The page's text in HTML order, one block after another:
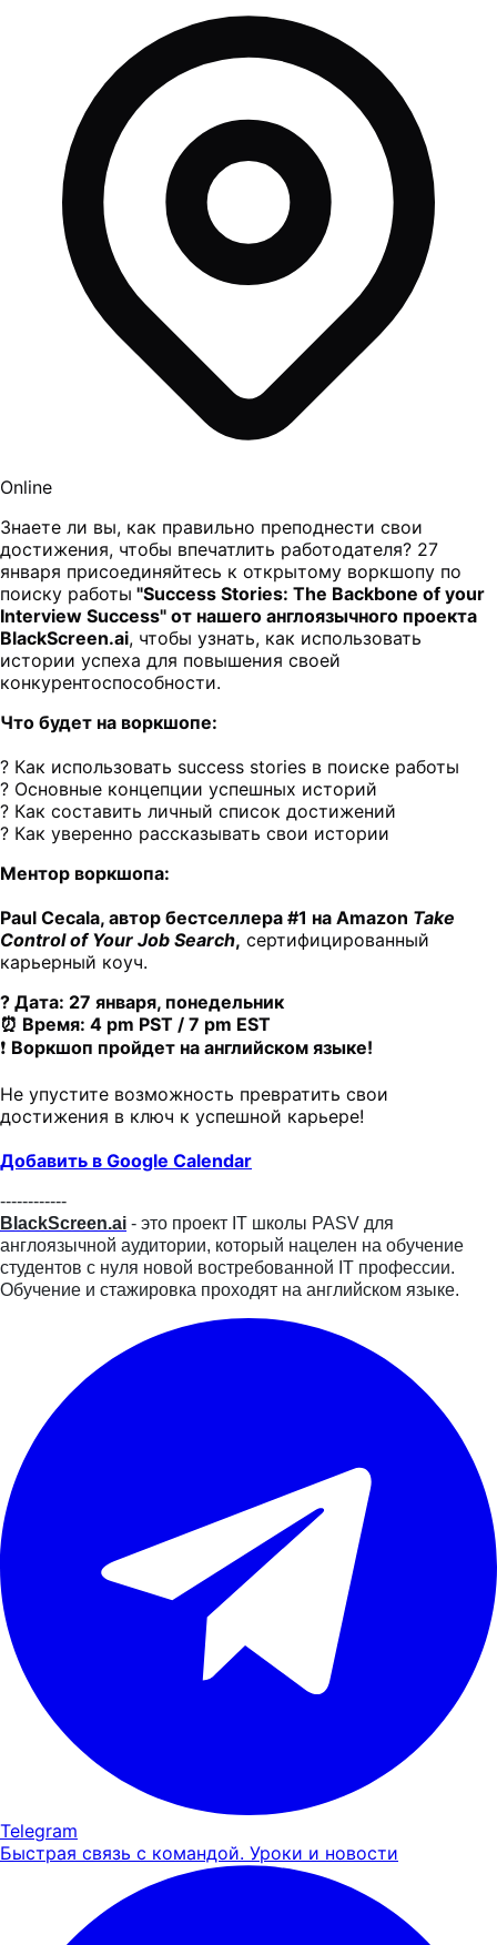
Online
Знаете ли вы, как правильно преподнести свои
достижения, чтобы впечатлить работодателя? 27
января присоединяйтесь к открытому воркшопу по
поиску работы "Success Stories: The Backbone of your
Interview Success" от нашего англоязычного проекта
BlackScreen.ai, чтобы узнать, как использовать
истории успеха для повышения своей
конкурентоспособности.
Что будет на воркшопе:
? Как использовать success stories в поиске работы
? Основные концепции успешных историй
? Как составить личный список достижений
? Как уверенно рассказывать свои истории
Ментор воркшопа:
Paul Cecala, автор бестселлера #1 на Amazon Take
Control of Your Job Search, сертифицированный
карьерный коуч.
? Дата: 27 января, понедельник
⏰ Время: 4 pm PST / 7 pm EST
❗️ Воркшоп пройдет на английском языке!
Не упустите возможность превратить свои
достижения в ключ к успешной карьере!
Добавить в Google Calendar
------------
BlackScreen.ai - это проект IT школы PASV для
англоязычной аудитории, который нацелен на обучение
студентов с нуля новой востребованной IT профессии.
Обучение и стажировка проходят на английском языке.
Telegram
Быстрая связь с командой. Уроки и новости